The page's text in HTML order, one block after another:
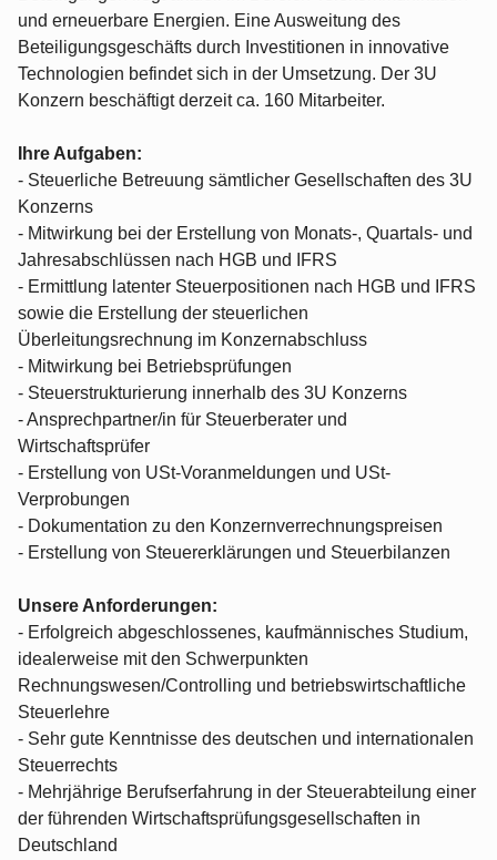
und erneuerbare Energien. Eine Ausweitung des
Beteiligungsgeschäfts durch Investitionen in innovative
Technologien befindet sich in der Umsetzung. Der 3U
Konzern beschäftigt derzeit ca. 160 Mitarbeiter.
Ihre Aufgaben:
- Steuerliche Betreuung sämtlicher Gesellschaften des 3U
Konzerns
- Mitwirkung bei der Erstellung von Monats-, Quartals- und
Jahresabschlüssen nach HGB und IFRS
- Ermittlung latenter Steuerpositionen nach HGB und IFRS
sowie die Erstellung der steuerlichen
Überleitungsrechnung im Konzernabschluss
- Mitwirkung bei Betriebsprüfungen
- Steuerstrukturierung innerhalb des 3U Konzerns
- Ansprechpartner/in für Steuerberater und
Wirtschaftsprüfer
- Erstellung von USt-Voranmeldungen und USt-
Verprobungen
- Dokumentation zu den Konzernverrechnungspreisen
- Erstellung von Steuererklärungen und Steuerbilanzen
Unsere Anforderungen:
- Erfolgreich abgeschlossenes, kaufmännisches Studium,
idealerweise mit den Schwerpunkten
Rechnungswesen/Controlling und betriebswirtschaftliche
Steuerlehre
- Sehr gute Kenntnisse des deutschen und internationalen
Steuerrechts
- Mehrjährige Berufserfahrung in der Steuerabteilung einer
der führenden Wirtschaftsprüfungsgesellschaften in
Deutschland